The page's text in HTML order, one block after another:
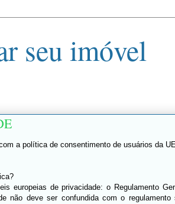
seu imóvel
a política de consentimento de usuários da
europeias de privacidade: o Regulamento
não deve ser confundida com o regulamento